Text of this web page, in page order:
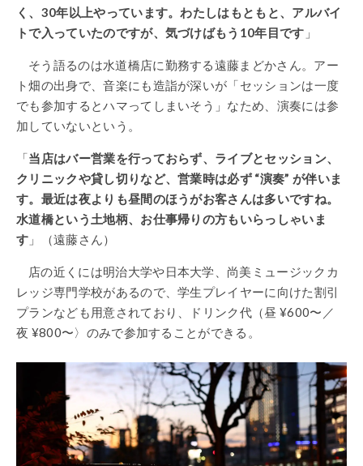
く、30年以上やっています。わたしはもともと、アルバイ
トで入っていたのですが、気づけばもう10年目です 」
そう語るのは水道橋店に勤務する遠藤まどかさん。アー
ト畑の出身で、音楽にも造詣が深いが「セッションは一度
でも参加するとハマってしまいそう」なため、演奏には参
加していないという。
「当店はバー営業を行っておらず、ライブとセッション、
クリニックや貸し切りなど、営業時は必ず “演奏” が伴いま
す。最近は夜よりも昼間のほうがお客さんは多いですね。
水道橋という土地柄、お仕事帰りの方もいらっしゃいま
す 」（遠藤さん）
店の近くには明治大学や日本大学、尚美ミュージックカ
レッジ専門学校があるので、学生プレイヤーに向けた割引
プランなども用意されており、ドリンク代（昼 ¥600〜／
夜 ¥800〜〉のみで参加することができる。